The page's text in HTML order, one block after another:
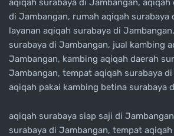
di Jambangan, rumah aqiqah surabaya
layanan aqiqah surabaya di
surabaya di Jambangan, jual kambing
Jambangan, kambing aqiqah daerah
Jambangan, tempat aqiqah surabaya
aqiqah pakai kambing betina surabaya
aqiqah surabaya siap saji di
surabaya di Jambangan, tempat